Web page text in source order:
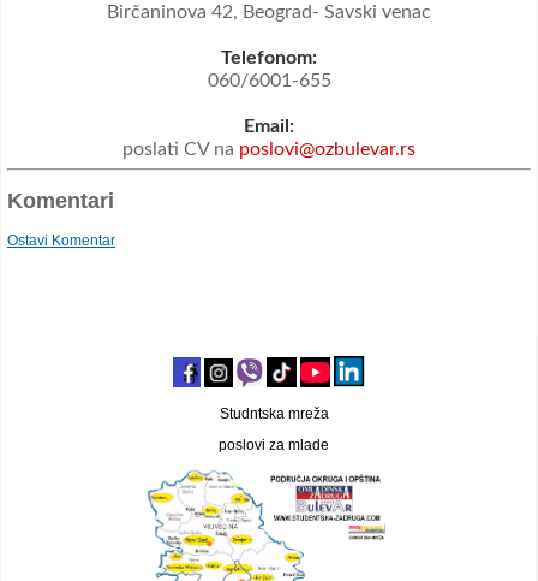
Studntska mreža
poslovi za mlade
Birčaninova 42, Beograd- Savski venac
Telefonom:
060/6001-655
Email:
poslati CV na poslovi@ozbulevar.rs
Komentari
Ostavi Komentar